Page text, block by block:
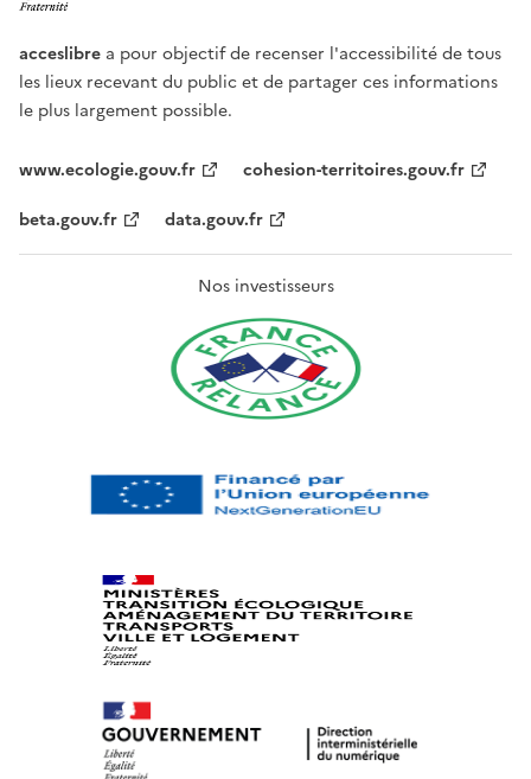
acceslibre a pour objectif de recenser l'accessibilité de tous
les lieux recevant du public et de partager ces informations
le plus largement possible.
www.ecologie.gouv.fr
cohesion-territoires.gouv.fr
beta.gouv.fr
data.gouv.fr
Nos investisseurs